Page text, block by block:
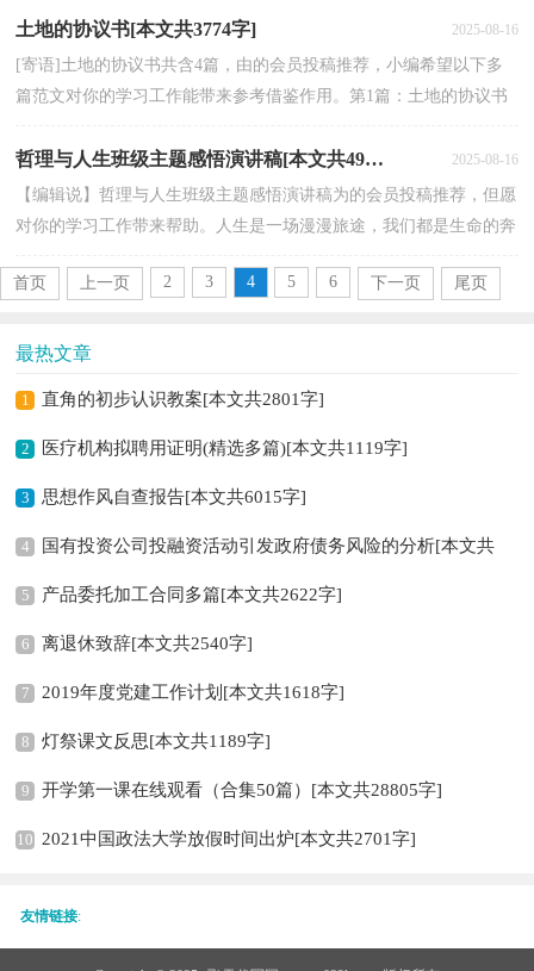
土地的协议书[本文共3774字] 2025-08-16
[寄语]土地的协议书共含4篇，由的会员投稿推荐，小编希望以下多
篇范文对你的学习工作能带来参考借鉴作用。第1篇：土地的协议书
哲理与人生班级主题感悟演讲稿[本文共4968字] 2025-08-16
【编辑说】哲理与人生班级主题感悟演讲稿为的会员投稿推荐，但愿
对你的学习工作带来帮助。人生是一场漫漫旅途，我们都是生命的奔
首页
上一页 2 3 4 5 6 下一页 尾页
最热文章
1 直角的初步认识教案[本文共2801字]
2 医疗机构拟聘用证明(精选多篇)[本文共1119字]
3 思想作风自查报告[本文共6015字]
4 国有投资公司投融资活动引发政府债务风险的分析[本文共
1972字]
5 产品委托加工合同多篇[本文共2622字]
6 离退休致辞[本文共2540字]
7 2019年度党建工作计划[本文共1618字]
8 灯祭课文反思[本文共1189字]
9 开学第一课在线观看（合集50篇）[本文共28805字]
10 2021中国政法大学放假时间出炉[本文共2701字]
友情链接: